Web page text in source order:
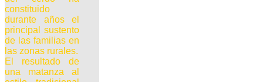
constituido
durante años el
principal sustento
de las familias en
las zonas rurales.
El resultado de
una matanza al